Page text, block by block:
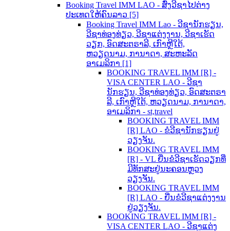
Booking Travel IMM LAO - ສົ່ງວີຊາໄປຕ່າງ
ປະເທດໃຫ້ຄົນລາວ [5]
Booking Travel IMM Lao - ວີຊານັກຮຽນ,
ວີຊາທ່ອງທ່ຽວ, ວີຊາແຕ່ງງານ, ວີຊາເຮັດ
ວຽກ, ອົດສະຕຣາລີ, ເກົາຫຼີໃຕ້,
ຫວຽດນາມ, ການາດາ, ສະຫະລັດ
ອາເມລິກາ [1]
BOOKING TRAVEL IMM [R] -
VISA CENTER LAO - ວີຊາ
ນັກຮຽນ, ວີຊາທ່ອງທ່ຽວ, ອົດສະຕຣາ
ລີ, ເກົາຫຼີໃຕ້, ຫວຽດນາມ, ການາດາ,
ອາເມລິກາ - st,travel
BOOKING TRAVEL IMM
[R] LAO - ຂໍວີຊານັກຮຽນຢູ່
ວຽງຈັນ.
BOOKING TRAVEL IMM
[R] - VL ຍື່ນຂໍວີຊາເຮັດວຽກທີ່
ມີທັກສະຢູ່ນະຄອນຫຼວງ
ວຽງຈັນ.
BOOKING TRAVEL IMM
[R] LAO - ຍື່ນຂໍວີຊາແຕ່ງງານ
ຢູ່ວຽງຈັນ.
BOOKING TRAVEL IMM [R] -
VISA CENTER LAO - ວີຊາແຕ່ງ